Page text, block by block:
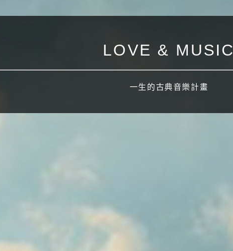
LOVE & MUSIC
一生的古典音樂計畫